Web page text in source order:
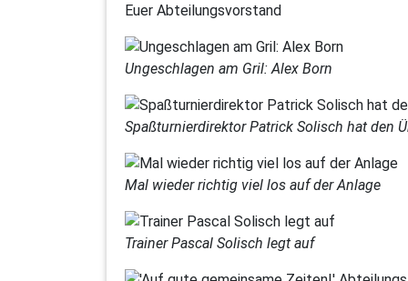
Euer Abteilungsvorstand
Ungeschlagen am Gril: Alex Born
Spaßturnierdirektor Patrick Solisch hat den
Mal wieder richtig viel los auf der Anlage
Trainer Pascal Solisch legt auf